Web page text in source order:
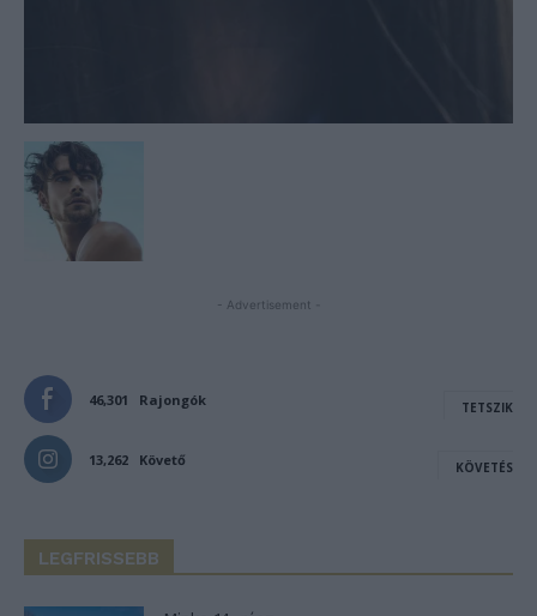
- Advertisement -
46,301 Rajongók TETSZIK
13,262 Követő KÖVETÉS
LEGFRISSEBB